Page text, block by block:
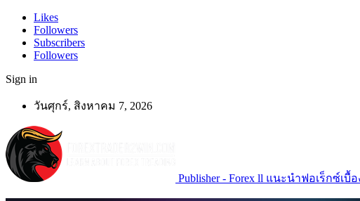
Likes
Followers
Subscribers
Followers
Sign in
วันศุกร์, สิงหาคม 7, 2026
Publisher - Forex ll แนะนำฟอเร็กซ์เ